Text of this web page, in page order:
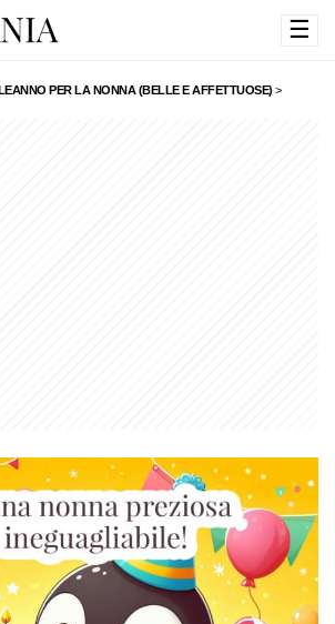
☰
PER LA NONNA (BELLE E AFFETTUOSE) >